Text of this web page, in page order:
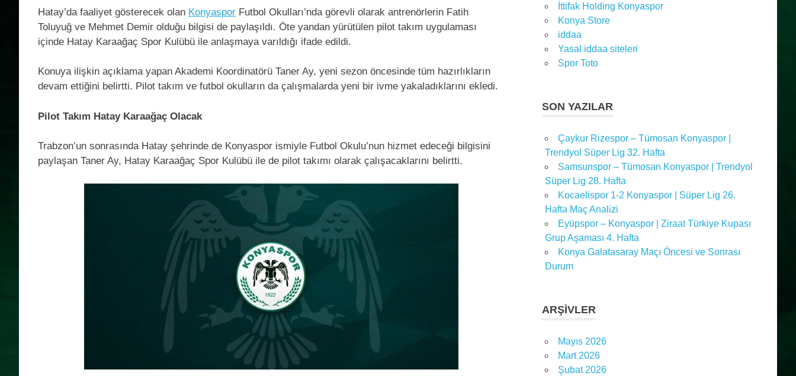
Hatay’da faaliyet gösterecek olan Konyaspor Futbol Okulları’nda görevli olarak antrenörlerin Fatih
Toluyuğ ve Mehmet Demir olduğu bilgisi de paylaşıldı. Öte yandan yürütülen pilot takım uygulaması
içinde Hatay Karaağaç Spor Kulübü ile anlaşmaya varıldığı ifade edildi.
Konuya ilişkin açıklama yapan Akademi Koordinatörü Taner Ay, yeni sezon öncesinde tüm hazırlıkların
devam ettiğini belirtti. Pilot takım ve futbol okulların da çalışmalarda yeni bir ivme yakaladıklarını ekledi.
Pilot Takım Hatay Karaağaç Olacak
Trabzon’un sonrasında Hatay şehrinde de Konyaspor ismiyle Futbol Okulu’nun hizmet edeceği bilgisini
paylaşan Taner Ay, Hatay Karaağaç Spor Kulübü ile de pilot takımı olarak çalışacaklarını belirtti.
İttifak Holding Konyaspor
Konya Store
iddaa
Yasal iddaa siteleri
Spor Toto
SON YAZILAR
Çaykur Rizespor – Tümosan Konyaspor |
Trendyol Süper Lig 32. Hafta
Samsunspor – Tümosan Konyaspor | Trendyol
Süper Lig 28. Hafta
Kocaelispor 1-2 Konyaspor | Süper Lig 26.
Hafta Maç Analizi
Eyüpspor – Konyaspor | Ziraat Türkiye Kupası
Grup Aşaması 4. Hafta
Konya Galatasaray Maçı Öncesi ve Sonrası
Durum
ARŞIVLER
Mayıs 2026
Mart 2026
Şubat 2026